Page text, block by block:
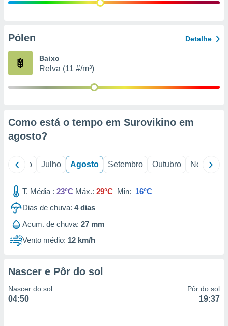
e
de
Pólen Detalhe
Baixo
Relva (11 #/m³)
Como está o tempo em Surovikino em
agosto?
Junho Julho Agosto Setembro Outubro Novembro
T. Média : 23°C Máx.: 29°C Min: 16°C
Dias de chuva: 4dias
Acum. de chuva: 27 mm
Vento médio: 12 km/h
Nascer e Pôr do sol
Nascer do sol
04:50
Pôr do sol
19:37